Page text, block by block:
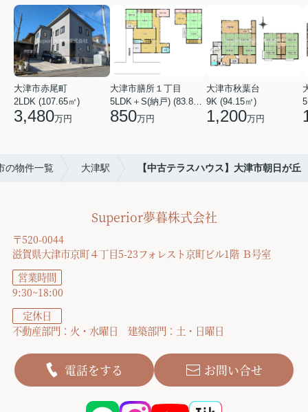
大津市赤尾町
2LDK (107.65㎡)
3,480万円
大津市膳所１丁目
5LDK＋S(納戸) (83.82㎡)
850万円
大津市秋葉台
9K (94.15㎡)
1,200万円
の物件一覧 大津駅 【中古テラスハウス】大津市朝日が丘
Superior夢暮株式会社
〒520-0044
滋賀県大津市京町４丁目5-23フォレスト京町ビル1階 Ｂ号室
営業時間
9:30~18:00
定休日
不動産部門：火・水曜日 建築部門：土・日曜日
電話をする お問い合せ